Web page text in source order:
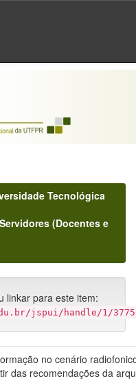
Tecnológica
(Docentes e
linkar para este item:
jspui/handle/1/3775
no cenário
das recomendações da